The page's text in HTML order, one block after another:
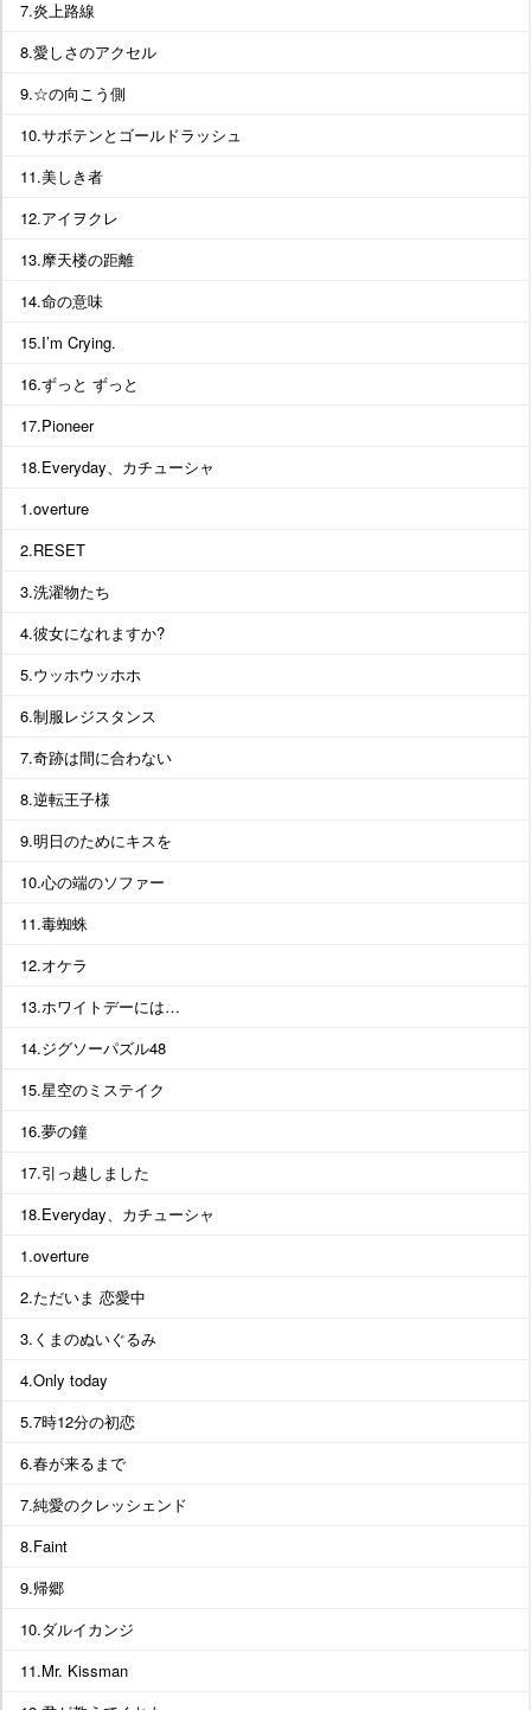
7.炎上路線
8.愛しさのアクセル
9.☆の向こう側
10.サボテンとゴールドラッシュ
11.美しき者
12.アイヲクレ
13.摩天楼の距離
14.命の意味
15.I’m Crying.
16.ずっと ずっと
17.Pioneer
18.Everyday、カチューシャ
1.overture
2.RESET
3.洗濯物たち
4.彼女になれますか?
5.ウッホウッホホ
6.制服レジスタンス
7.奇跡は間に合わない
8.逆転王子様
9.明日のためにキスを
10.心の端のソファー
11.毒蜘蛛
12.オケラ
13.ホワイトデーには…
14.ジグソーパズル48
15.星空のミステイク
16.夢の鐘
17.引っ越しました
18.Everyday、カチューシャ
1.overture
2.ただいま 恋愛中
3.くまのぬいぐるみ
4.Only today
5.7時12分の初恋
6.春が来るまで
7.純愛のクレッシェンド
8.Faint
9.帰郷
10.ダルイカンジ
11.Mr. Kissman